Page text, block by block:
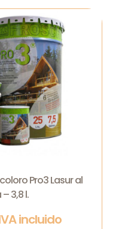
Pro3 Lasur al
3,8 l.
incluido